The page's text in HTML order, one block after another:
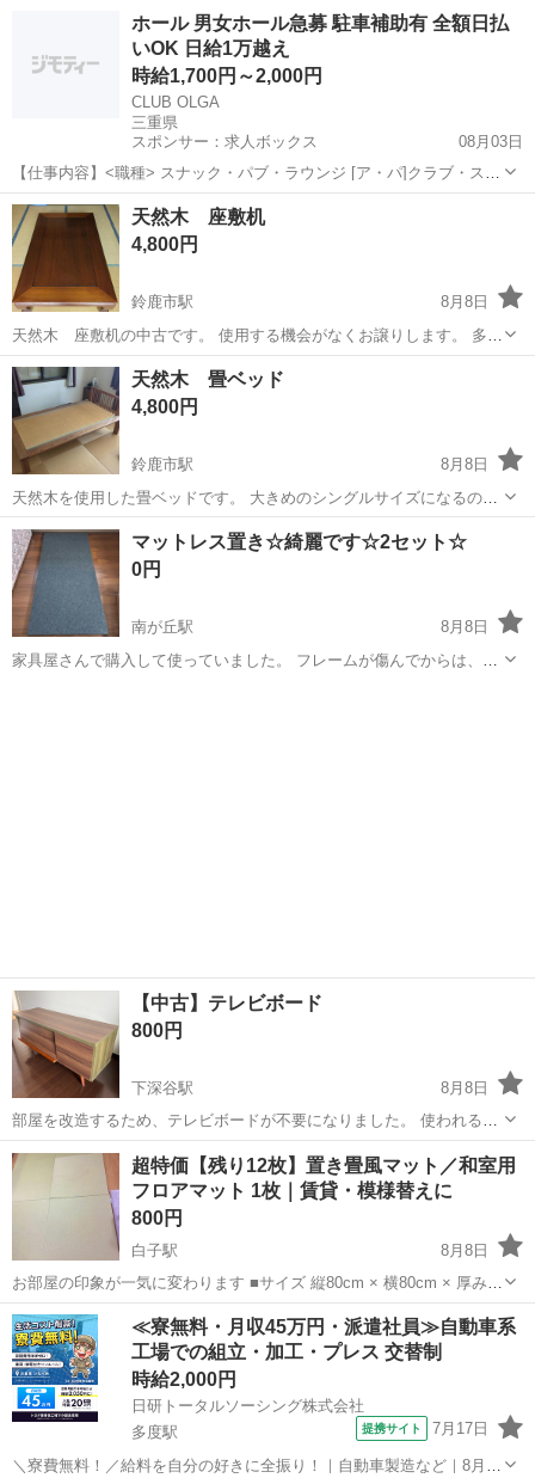
シ音がします。 欲しい方がいれば差し上げます。 ノークレームノーリ
ターンでお願いします。
徳和駅
ホール 男女ホール急募 駐車補助有 全額日払
いOK 日給1万越え
時給1,700円～2,000円
CLUB OLGA
三重県
スポンサー：求人ボックス
08月03日
【仕事内容】<職種> スナック・パブ・ラウンジ [ア・パ]クラブ・スナ
ック系ホールスタッフ(ナイトワーク系) <雇用形態> アルバイト・パー
ト <給与> [ア・パ]時給1,700円～2,000円 交通費:一部支給 車・バイク
通勤の...
アルバイト・パート
天然木 座敷机
4,800円
鈴鹿市駅
8月8日
天然木 座敷机の中古です。 使用する機会がなくお譲りします。 多少
の傷汚れはありますが、 綺麗な座敷机かと思います。 縦幅1500✕横幅
900✕高さ330（mm） お引き取りでお願い致します。 宜しくお願い致
します。
三重 鈴鹿市 鈴鹿市駅 テーブル
天然木 畳ベッド
4,800円
鈴鹿市駅
8月8日
天然木を使用した畳ベッドです。 大きめのシングルサイズになるのて
ましょうか…？ 無垢の天然木仕様なので重量はありますが、その分し
っかりとした丈夫な物だと思います。 畳で、しっかりとしたスノコ仕
様なので 通気性とかよろしい...
三重 鈴鹿市 鈴鹿市駅 ベッド
マットレス置き☆綺麗です☆2セット☆
0円
南が丘駅
8月8日
家具屋さんで購入して使っていました。 フレームが傷んでからは、フ
【中古】テレビボード
800円
下深谷駅
8月8日
部屋を改造するため、テレビボードが不要になりました。 使われる方
に売却しようと思い出品しました。 14年使いました。 サイズは 縦
39.6(棚のはみ出たところまでは43)×横120.2×高さ58.5 です。 前の本
立てみ...
三重 桑名市 下深谷駅 収納家具
超特価【残り12枚】置き畳風マット／和室用
フロアマット 1枚｜賃貸・模様替えに
800円
白子駅
8月8日
お部屋の印象が一気に変わります ■サイズ 縦80cm × 横80cm × 厚み
約1.5cm ■状態 全体的にキレイで清潔感があります。 目立つ傷・汚
れ・破れなし。 ■枚数について 現在在庫12枚ございます。 1枚から
で...
三重 鈴鹿市 白子駅 家具 セット
≪寮無料・月収45万円・派遣社員≫自動車系
工場での組立・加工・プレス 交替制
時給2,000円
日研トータルソーシング株式会社
多度駅
提携サイト 7月17日
＼寮費無料！／給料を自分の好きに全振り！｜自動車製造など｜8月入